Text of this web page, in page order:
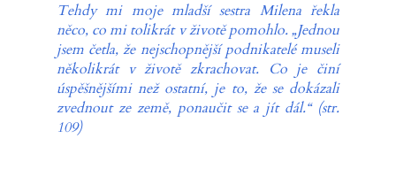
Tehdy mi moje mladší sestra Milena řekla
něco, co mi tolikrát v životě pomohlo. „Jednou
jsem četla, že nejschopnější podnikatelé museli
několikrát v životě zkrachovat. Co je činí
úspěšnějšími než ostatní, je to, že se dokázali
zvednout ze země, ponaučit se a jít dál.“ (str.
109)